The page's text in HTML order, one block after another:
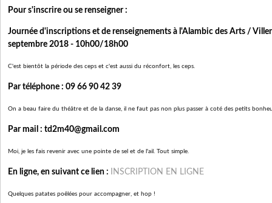
Pour s'inscrire ou se renseigner :
Journée d'inscriptions et de renseignements à l'Alambic des Arts /
septembre 2018 - 10h00/18h00
C'est bientôt la période des ceps et c'est aussi du réconfort, les ceps.
Par téléphone : 09 66 90 42 39
On a beau faire du théâtre et de la danse, il ne faut pas non plus passer à coté des petits
Par mail : td2m40@gmail.com
Moi, je les fais revenir avec une pointe de sel et de l'ail. Tout simple.
En ligne, en suivant ce lien : INSCRIPTION EN LIGNE
Quelques patates poêlées pour accompagner, et hop !